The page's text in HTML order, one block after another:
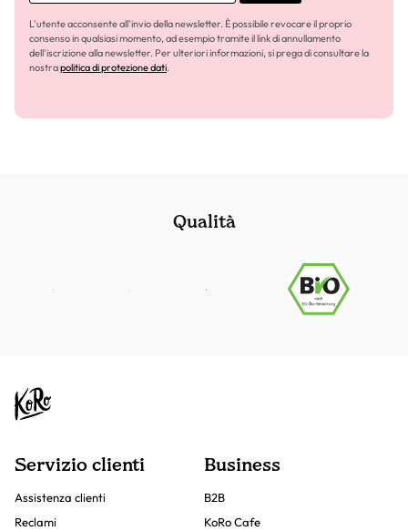
L'utente acconsente all'invio della newsletter. È possibile revocare il proprio
consenso in qualsiasi momento, ad esempio tramite il link di annullamento
dell'iscrizione alla newsletter. Per ulteriori informazioni, si prega di consultare la
nostrapolitica di protezione dati.
Qualità
Servizio clienti
Assistenza clienti
Reclami
Business
B2B
KoRo Cafe